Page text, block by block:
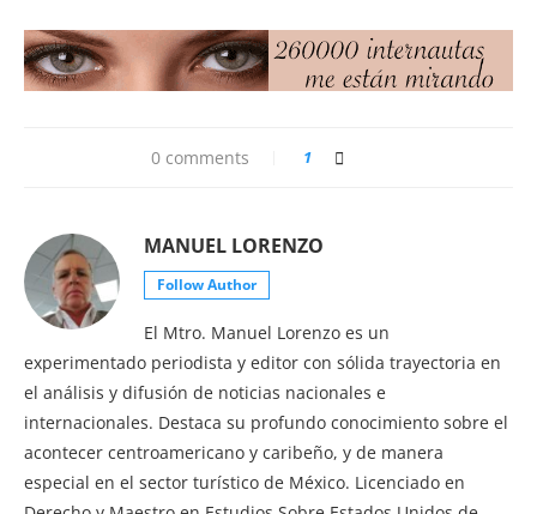
0 comments 1
MANUEL LORENZO
Follow Author
El Mtro. Manuel Lorenzo es un
experimentado periodista y editor con sólida trayectoria en
el análisis y difusión de noticias nacionales e
internacionales. Destaca su profundo conocimiento sobre el
acontecer centroamericano y caribeño, y de manera
especial en el sector turístico de México. Licenciado en